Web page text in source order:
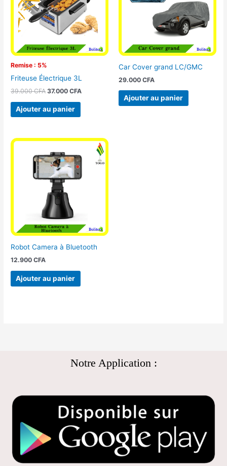
Remise : 5%
Friteuse Électrique 3L
39.000CFA 37.000CFA
Ajouter au panier
Car Cover grand LC/GMC
29.000 CFA
Ajouter au panier
Robot Camera à Bluetooth
12.900CFA
Ajouter au panier
Notre Application :